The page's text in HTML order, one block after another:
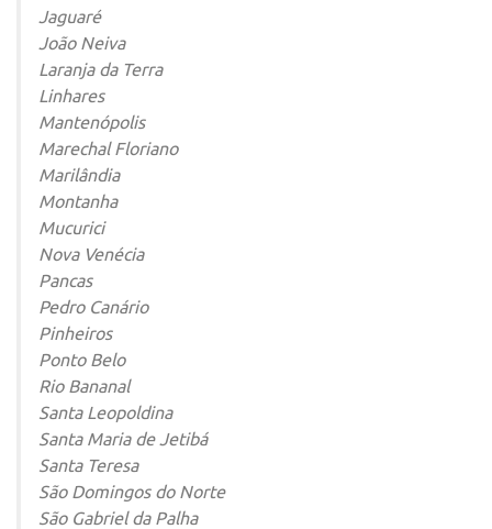
Jaguaré
João Neiva
Laranja da Terra
Linhares
Mantenópolis
Marechal Floriano
Marilândia
Montanha
Mucurici
Nova Venécia
Pancas
Pedro Canário
Pinheiros
Ponto Belo
Rio Bananal
Santa Leopoldina
Santa Maria de Jetibá
Santa Teresa
São Domingos do Norte
São Gabriel da Palha